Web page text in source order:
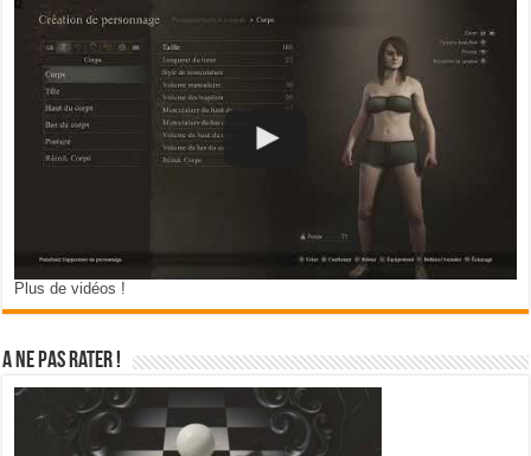
Plus de vidéos !
A ne pas rater !